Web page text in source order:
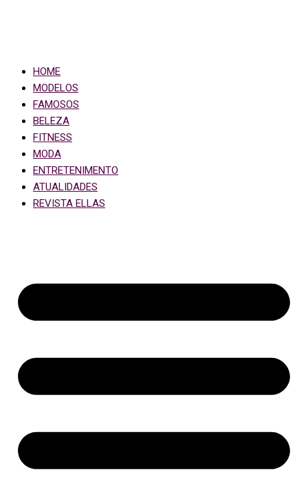
HOME
MODELOS
FAMOSOS
BELEZA
FITNESS
MODA
ENTRETENIMENTO
ATUALIDADES
REVISTA ELLAS